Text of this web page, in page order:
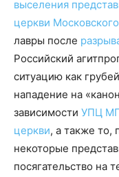
выселения
церкви
лавры после
Российский
ситуацию как
нападение на
зависимости УПЦ МП
церкви, а также то,
некоторые
посягательство на